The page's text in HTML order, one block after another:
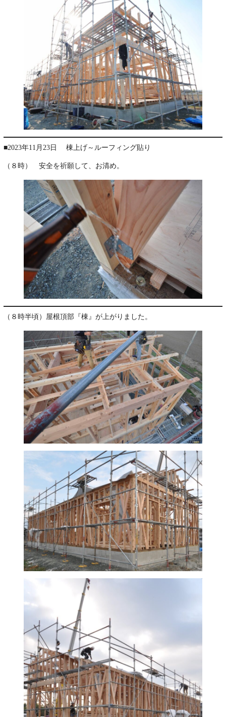
■2023年11月23日 棟上げ～ルーフィング貼り
（８時） 安全を祈願して、お清め。
（８時半頃）屋根頂部『棟』が上がりました。